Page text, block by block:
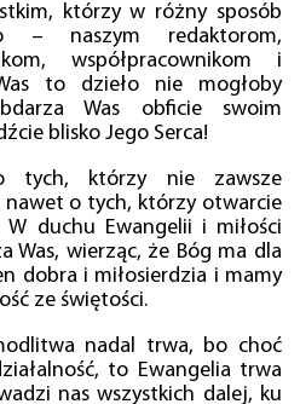
którzy w różny sposób
– naszym redaktorom,
współpracownikom i
to dzieło nie mogłoby
Was obficie swoim
blisko Jego Serca!
tych, którzy nie zawsze
nawet o tych, którzy otwarcie
W duchu Ewangelii i miłości
Was, wierząc, że Bóg ma dla
dobra i miłosierdzia i mamy
ze świętości.
nadal trwa, bo choć
to Ewangelia trwa
nas wszystkich dalej, ku